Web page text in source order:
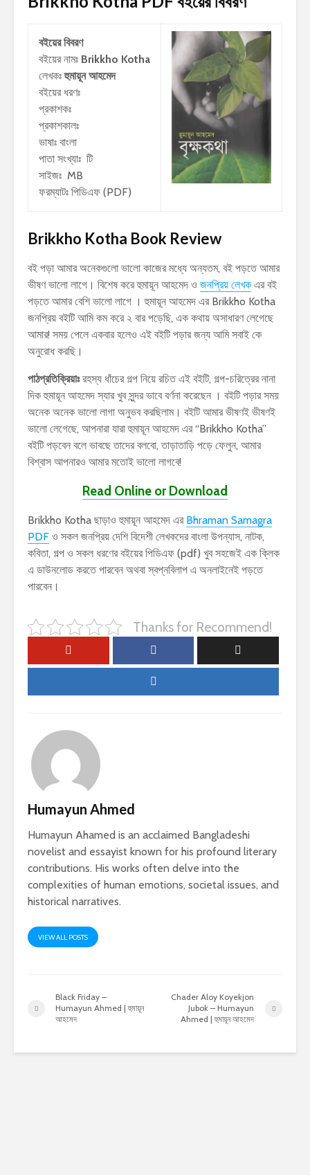
বইয়ের বিবরণ
বইয়ের নামঃ Brikkho Kotha
লেখকঃহুমায়ূন আহমেদ
বইয়ের ধরণঃ
প্রকাশকঃ
প্রকাশকালঃ
ভাষাঃ বাংলা
পাতা সংখ্যাঃ টি
সাইজঃ MB
ফরম্যাটঃ পিডিএফ (PDF)
Brikkho Kotha Book Review
বই পড়া আমার অনেকগুলো ভালো কাজের মধ্যে অন্যতম, বই পড়তে আমার
ভীষণ ভালো লাগে। বিশেষ করে হুমায়ূন আহমেদ ও জনপ্রিয় লেখক এর বই
পড়তে আমার বেশি ভালো লাগে । হুমায়ূন আহমেদ এর Brikkho Kotha
জনপ্রিয় বইটি আমি কম করে ২ বার পড়েছি, এক কথায় অসাধারণ লেগেছে
আমার! সময় পেলে একবার হলেও এই বইটি পড়ার জন্য আমি সবাই কে
অনুরোধ করছি।
পাঠপ্রতিক্রিয়াঃরহস্য ধাঁচের গল্প নিয়ে রচিত এই বইটি, গল্প-চরিত্রের নানা
দিক হুমায়ূন আহমেদ স্যার খুব সুন্দর ভাবে বর্ণনা করেছেন । বইটি পড়ার সময়
অনেক অনেক ভালো লাগা অনুভব করছিলাম। বইটি আমার ভীষণই ভীষণই
ভালো লেগেছে, আপনারা যারা হুমায়ূন আহমেদ এর “Brikkho Kotha”
বইটি পড়বেন বলে ভাবছে তাদের বলবো, তাড়াতাড়ি পড়ে ফেলুন, আমার
বিশ্বাস আপনারও আমার মতোই ভালো লাগবে!
Read Online or Download
Brikkho Kotha ছাড়াও হুমায়ূন আহমেদ এর Bhraman Samagra
PDF ও সকল জনপ্রিয় দেশি বিদেশী লেখকদের বাংলা উপন্যাস, নাটক,
কবিতা, গল্প ও সকল ধরণের বইয়ের পিডিএফ (pdf) খুব সহজেই এক ক্লিক
এ ডাউনলোড করতে পারবেন অথবা স্বপ্নবিলাপ এ অনলাইনেই পড়তে
পারবেন।
Thanks for Recommend!
Humayun Ahmed
Humayun Ahamed is an acclaimed Bangladeshi
novelist and essayist known for his profound literary
contributions. His works often delve into the
complexities of human emotions, societal issues, and
historical narratives.
VIEW ALL POSTS
Black Friday –
Humayun Ahmed | হুমায়ূন
আহমেদ
Chader Aloy Koyekjon
Jubok – Humayun
Ahmed | হুমায়ূন আহমেদ